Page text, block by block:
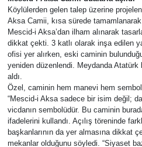
Köylülerden gelen talep üzerine
Aksa Camii, kısa sürede
Mescid-i Aksa’dan ilham alınarak
dikkat çekti. 3 katlı olarak inşa edilen
ofisi yer alırken, eski caminin
yeniden düzenlendi. Meydanda
aldı.
Özel, caminin hem manevi hem
“Mescid-i Aksa sadece bir isim değil;
vicdanın sembolüdür. Bu caminin
ifadelerini kullandı. Açılış töreninde
başkanlarının da yer almasına dikkat
mekanlar olduğunu söyledi. “Siyaset